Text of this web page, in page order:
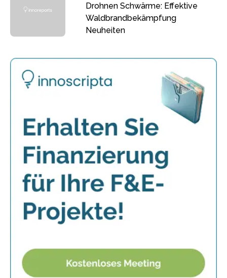
Drohnen Schwärme: Effektive
Waldbrandbekämpfung
Neuheiten